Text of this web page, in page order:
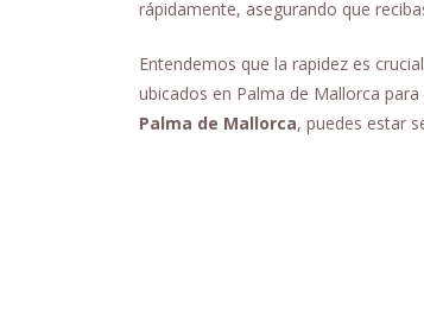
rápidamente, asegurando que
Entendemos que la rapidez es
ubicados en Palma de Mallorca
Palma de Mallorca, puedes estar